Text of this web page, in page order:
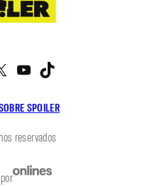
SPOILER
X YouTube
reservados